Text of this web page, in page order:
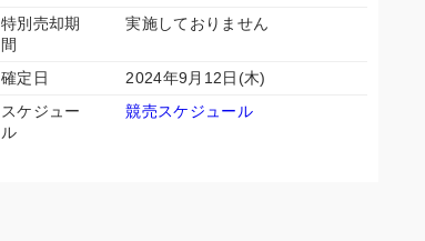
特別売却期
間
実施しておりません
確定日
2024年9月12日(木)
スケジュー
ル
競売スケジュール